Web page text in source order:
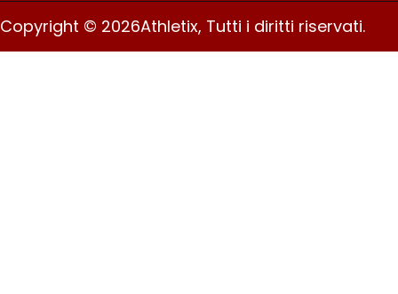
Copyright © 2026Athletix, Tutti i diritti riservati.